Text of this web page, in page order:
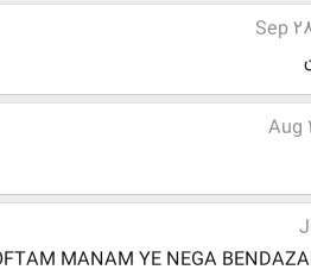
Sep
Aug
MANAM YE NEGA